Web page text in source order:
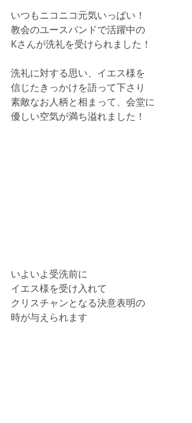
いつもニコニコ元気いっぱい！
教会のユースバンドで活躍中の
Kさんが洗礼を受けられました！
洗礼に対する思い、イエス様を
信じたきっかけを語って下さり
素敵なお人柄と相まって、会堂に
優しい空気が満ち溢れました！
いよいよ受洗前に
イエス様を受け入れて
クリスチャンとなる決意表明の
時が与えられます